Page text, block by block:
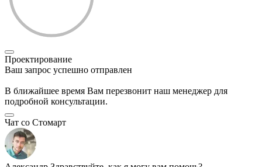
Проектирование
Ваш запрос успешно отправлен
В ближайшее время Вам перезвонит наш менеджер для
подробной консультации.
Чат со Стомарт